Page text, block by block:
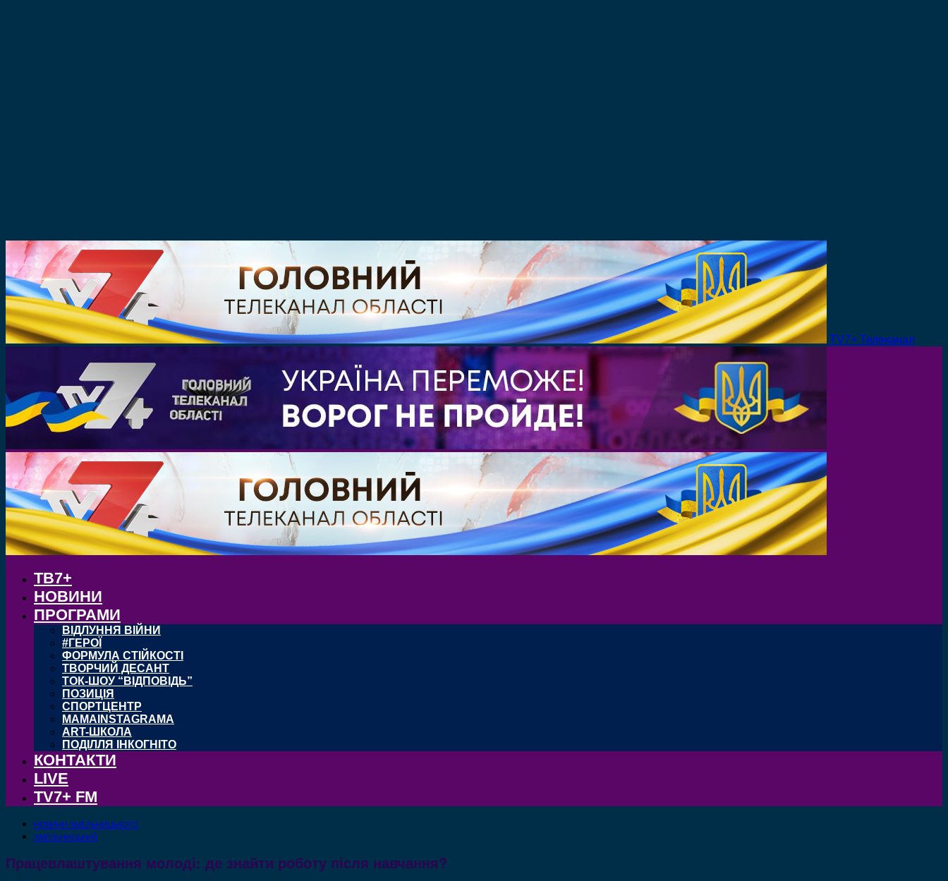
TV7+ Телеканал
ТВ7+
НОВИНИ
ПРОГРАМИ
ВІДЛУННЯ ВІЙНИ
#ГЕРОЇ
ФОРМУЛА СТІЙКОСТІ
ТВОРЧИЙ ДЕСАНТ
ТОК-ШОУ “ВІДПОВІДЬ”
ПОЗИЦІЯ
СПОРТЦЕНТР
MAMAINSTAGRAMA
ART-ШКОЛА
ПОДІЛЛЯ ІНКОГНІТО
КОНТАКТИ
LIVE
TV7+ FM
НОВИНИ ХМЕЛЬНИЦЬКОГО
ХМЕЛЬНИЦЬКИЙ
Працевлаштування молоді: де знайти роботу після навчання?